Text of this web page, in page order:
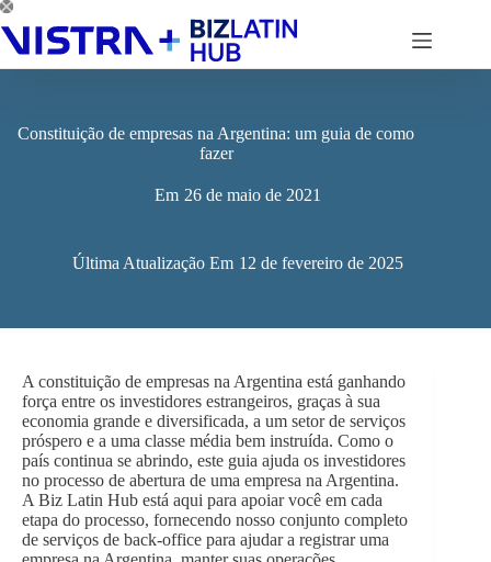
Pular
para
conteúdo
Constituição de empresas na Argentina: um guia de como
fazer
Em 26 de maio de 2021
Última Atualização Em 12 de fevereiro de 2025
A constituição de empresas na Argentina está ganhando
força entre os investidores estrangeiros, graças à sua
economia grande e diversificada, a um setor de serviços
próspero e a uma classe média bem instruída. Como o
país continua se abrindo, este guia ajuda os investidores
no processo de abertura de uma empresa na Argentina.
A Biz Latin Hub está aqui para apoiar você em cada
etapa do processo, fornecendo nosso conjunto completo
de serviços de back-office para ajudar a registrar uma